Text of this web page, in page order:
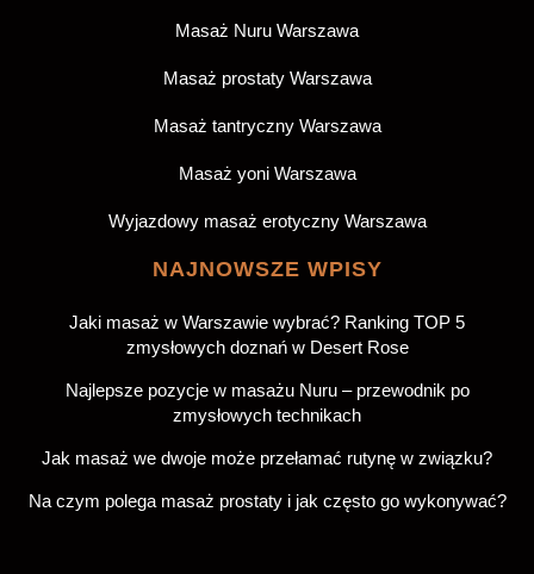
Masaż Nuru Warszawa
Masaż prostaty Warszawa
Masaż tantryczny Warszawa
Masaż yoni Warszawa
Wyjazdowy masaż erotyczny Warszawa
NAJNOWSZE WPISY
Jaki masaż w Warszawie wybrać? Ranking TOP 5
zmysłowych doznań w Desert Rose
Najlepsze pozycje w masażu Nuru – przewodnik po
zmysłowych technikach
Jak masaż we dwoje może przełamać rutynę w związku?
Na czym polega masaż prostaty i jak często go wykonywać?